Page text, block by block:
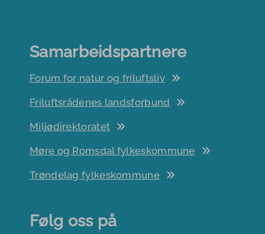
Samarbeidspartnere
Forum for natur og friluftsliv
Friluftsrådenes landsforbund
Miljødirektoratet
Møre og Romsdal fylkeskommune
Trøndelag fylkeskommune
Følg oss på